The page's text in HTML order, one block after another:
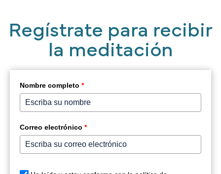
Regístrate para recibir
la meditación
Nombre completo *
Correo electrónico *